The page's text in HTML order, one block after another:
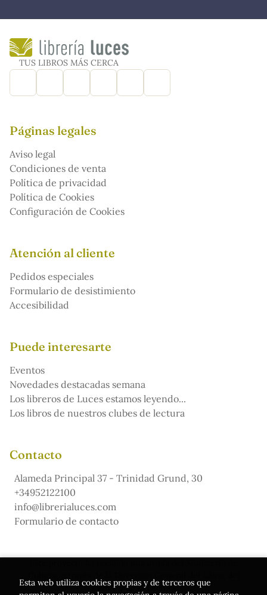
TUS LIBROS MÁS CERCA
Páginas legales
Aviso legal
Condiciones de venta
Política de privacidad
Política de Cookies
Configuración de Cookies
Atención al cliente
Pedidos especiales
Formulario de desistimiento
Accesibilidad
Puede interesarte
Eventos
Novedades destacadas semana
Los libreros de Luces estamos leyendo...
Los libros de nuestros clubes de lectura
Contacto
Alameda Principal 37 - Trinidad Grund, 30
+34952122100
info@librerialuces.com
Formulario de contacto
Cómic y de la Lectura
Esta web utiliza cookies propias y de terceros que